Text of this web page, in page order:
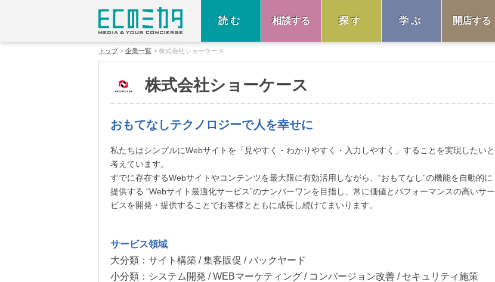
読む 相談する 探す 学ぶ 開店する
トップ 企業一覧 株式会社ショーケース
株式会社ショーケース
おもてなしテクノロジーで人を幸せに
私たちはシンプルにWebサイトを「見やすく・わかりやすく・入力しやすく」することを実現したいと
考えています。
すでに存在するWebサイトやコンテンツを最大限に有効活用しながら、“おもてなし”の機能を自動的に
提供する “Webサイト最適化サービス”のナンバーワンを目指し、常に価値とパフォーマンスの高いサー
ビスを開発・提供することでお客様とともに成長し続けてまいります。
サービス領域
大分類： サイト構築 / 集客販促 / バックヤード
小分類： システム開発 / WEBマーケティング / コンバージョン改善 / セキュリティ施策